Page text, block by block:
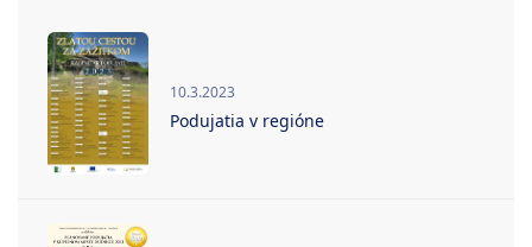
10.3.2023
Podujatia v regióne